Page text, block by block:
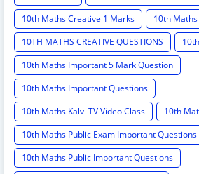
10th Maths Creative 1 Marks
10th
10TH MATHS CREATIVE QUESTIONS
10th Maths Important 5 Mark Question
10th Maths Important Questions
10th Maths Kalvi TV Video Class
10th
10th Maths Public Exam Important Questions
10th Maths Public Important Questions